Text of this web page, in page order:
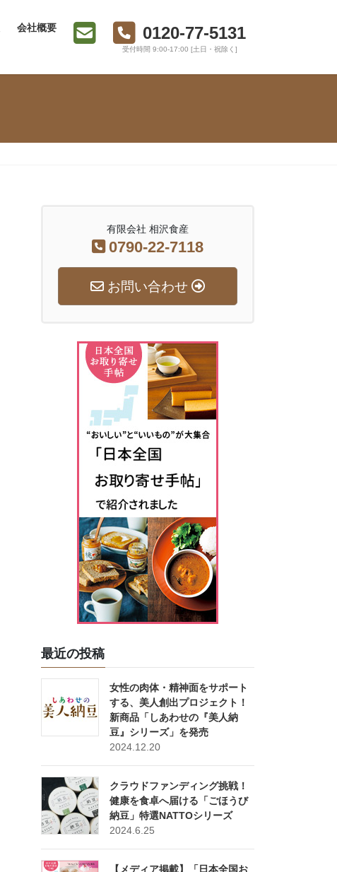
会社概要 0120-77-5131
受付時間 9:00-17:00 [土日・祝除く]
有限会社 相沢食産
0790-22-7118
お問い合わせ
最近の投稿
女性の肉体・精神面をサポート
する、美人創出プロジェクト！
新商品「しあわせの『美人納
豆』シリーズ」を発売
2024.12.20
クラウドファンディング挑戦！
健康を食卓へ届ける「ごほうび
納豆」特選NATTOシリーズ
2024.6.25
【メディア掲載】「日本全国お